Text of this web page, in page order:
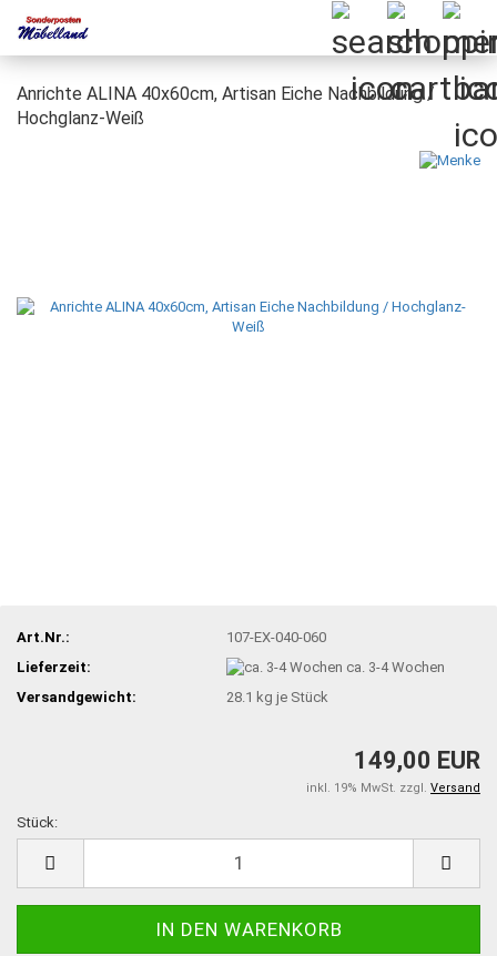
Anrichte ALINA 40x60cm, Artisan Eiche Nachbildung /
Hochglanz-Weiß
Art.Nr.:
107-EX-040-060
Lieferzeit:
ca. 3-4 Wochen
Versandgewicht:
28.1 kg je Stück
149,00 EUR
inkl. 19% MwSt. zzgl. Versand
Stück: